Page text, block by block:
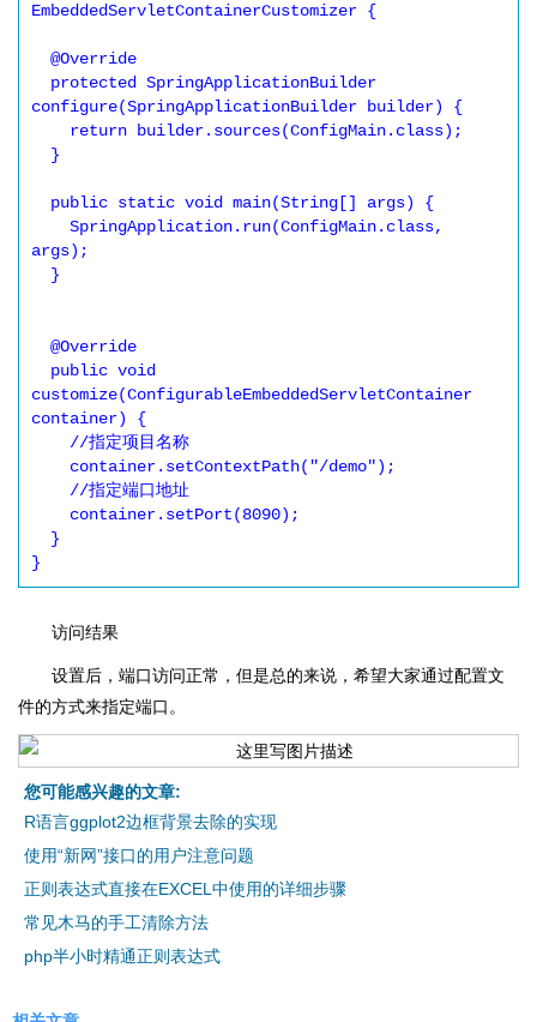
EmbeddedServletContainerCustomizer {
configure(SpringApplicationBuilder builder) {
args);
customize(ConfigurableEmbeddedServletContainer
container) {
访问结果
设置后，端口访问正常，但是总的来说，希望大家通过配置文
件的方式来指定端口。
您可能感兴趣的文章:
R语言ggplot2边框背景去除的实现
使用“新网”接口的用户注意问题
正则表达式直接在EXCEL中使用的详细步骤
常见木马的手工清除方法
php半小时精通正则表达式